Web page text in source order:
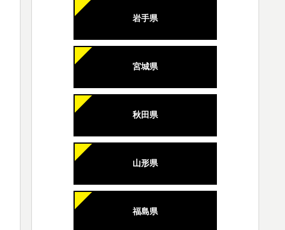
岩手県
宮城県
秋田県
山形県
福島県